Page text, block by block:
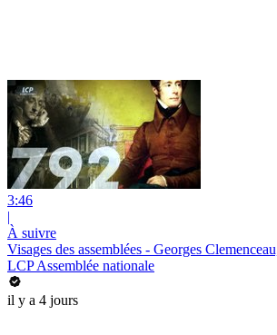
3:46
|
À suivre
Visages des assemblées - Georges
LCP Assemblée nationale
il y a 4 jours